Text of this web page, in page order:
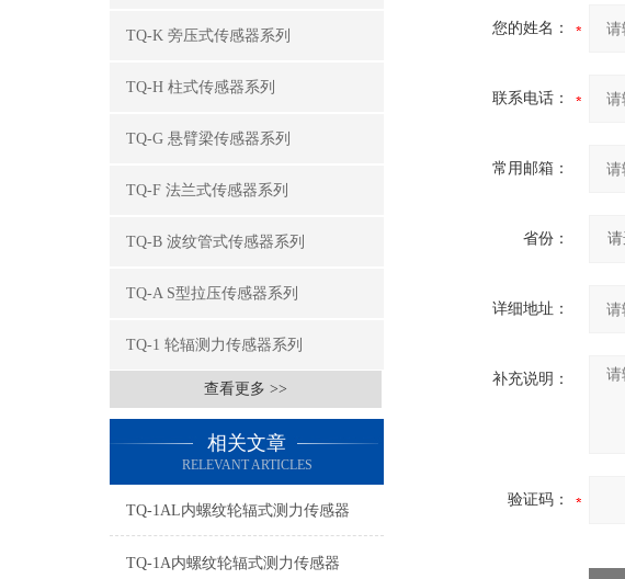
TQ-K 旁压式传感器系列
TQ-H 柱式传感器系列
TQ-G 悬臂梁传感器系列
TQ-F 法兰式传感器系列
TQ-B 波纹管式传感器系列
TQ-A S型拉压传感器系列
TQ-1 轮辐测力传感器系列
查看更多 >>
相关文章
RELEVANT ARTICLES
TQ-1AL内螺纹轮辐式测力传感器
TQ-1A内螺纹轮辐式测力传感器
您的姓名：
联系电话：
常用邮箱：
省份：
详细地址：
补充说明：
验证码：